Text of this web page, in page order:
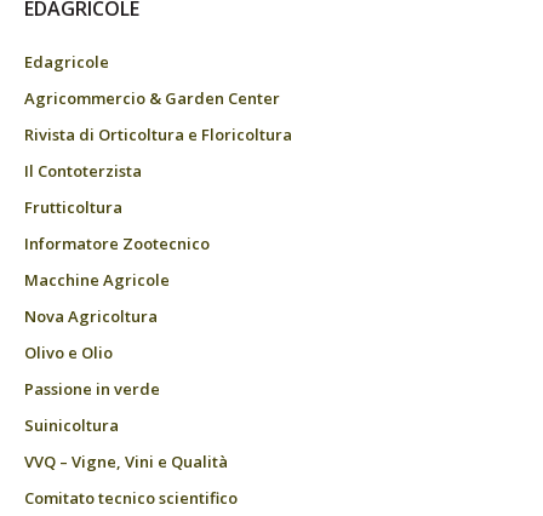
EDAGRICOLE
Edagricole
Agricommercio & Garden Center
Rivista di Orticoltura e Floricoltura
Il Contoterzista
Frutticoltura
Informatore Zootecnico
Macchine Agricole
Nova Agricoltura
Olivo e Olio
Passione in verde
Suinicoltura
VVQ – Vigne, Vini e Qualità
Comitato tecnico scientifico